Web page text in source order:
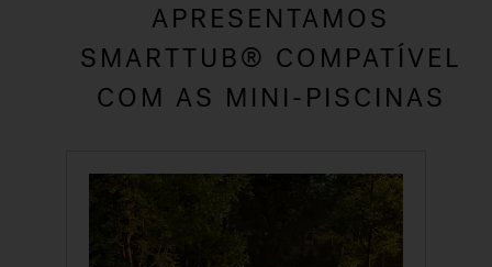
APRESENTAMOS
SMARTTUB® COMPATÍVEL
COM AS MINI-PISCINAS